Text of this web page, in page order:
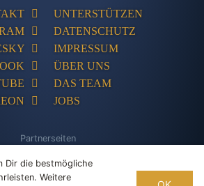
UNTERSTÜTZEN
DATENSCHUTZ
IMPRESSUM
ÜBER UNS
DAS TEAM
JOBS
Partnerseiten
Database
Tentakelvilla
Dir die bestmögliche
Weitere